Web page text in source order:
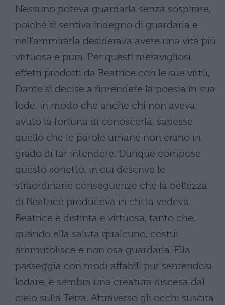
Nessuno poteva guardarla senza sospirare,
poiché si sentiva indegno di guardarla e
nell’ammirarla desiderava avere una vita più
virtuosa e pura. Per questi meravigliosi
effetti prodotti da Beatrice con le sue virtù,
Dante si decise a riprendere la poesia in sua
lode, in modo che anche chi non aveva
avuto la fortuna di conoscerla, sapesse
quello che le parole umane non erano in
grado di far intendere. Dunque compose
questo sonetto, in cui descrive le
straordinarie conseguenze che la bellezza
di Beatrice produceva in chi la vedeva.
Beatrice è distinta e virtuosa, tanto che,
quando ella saluta qualcuno, costui
ammutolisce e non osa guardarla. Ella
passeggia con modi affabili pur sentendosi
lodare, e sembra una creatura discesa dal
cielo sulla Terra. Attraverso gli occhi suscita